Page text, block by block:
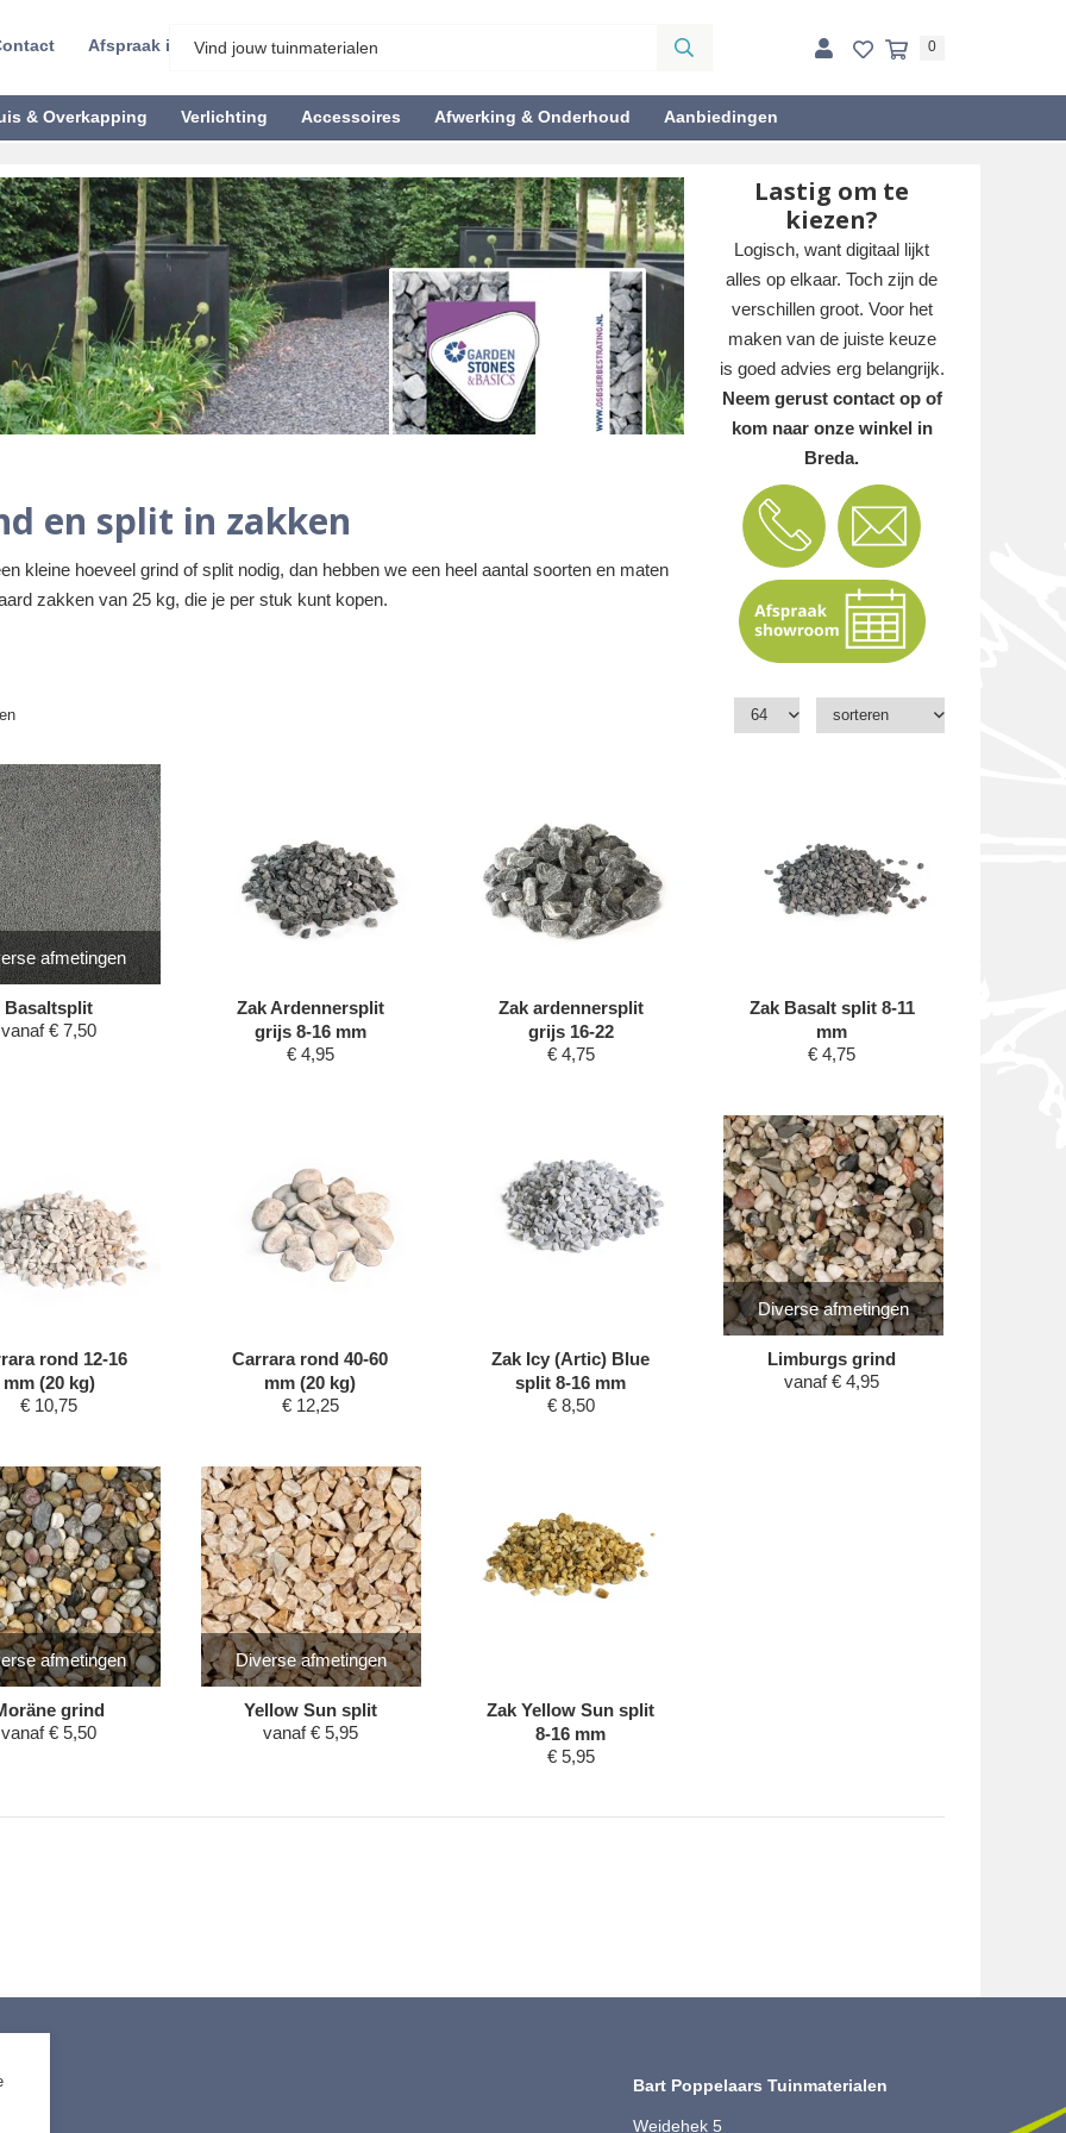
Afspraak inplannen 0
& Overkapping Verlichting Accessoires Afwerking & Onderhoud Aanbiedingen
en split in zakken
kleine hoeveel grind of split nodig, dan hebben we een heel aantal soorten en maten
zakken van 25 kg, die je per stuk kunt kopen.
Lastig om te
kiezen?
Logisch, want digitaal lijkt
alles op elkaar. Toch zijn de
verschillen groot. Voor het
maken van de juiste keuze
is goed advies erg belangrijk.
Neem gerust contact op of
kom naar onze winkel in
Breda.
afmetingen
Basaltsplit
vanaf € 7,50
Zak Ardennersplit
grijs 8-16 mm
€ 4,95
Zak ardennersplit
grijs 16-22
€ 4,75
Zak Basalt split 8-11
mm
€ 4,75
rond 12-16
mm (20 kg)
€ 10,75
Carrara rond 40-60
mm (20 kg)
€ 12,25
Zak Icy (Artic) Blue
split 8-16 mm
€ 8,50
Diverse afmetingen
Limburgs grind
vanaf € 4,95
afmetingen
grind
vanaf € 5,50
Diverse afmetingen
Yellow Sun split
vanaf € 5,95
Zak Yellow Sun split
8-16 mm
€ 5,95
Bart Poppelaars Tuinmaterialen
Weidehek 5